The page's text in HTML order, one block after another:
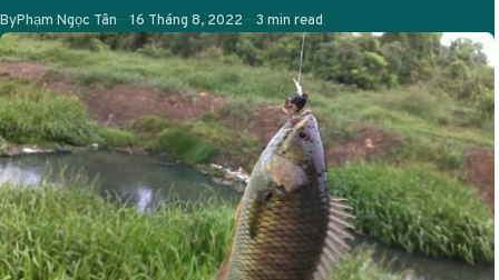
ByPhạm Ngọc Tân Published
16 Tháng 8, 2022 3 min read